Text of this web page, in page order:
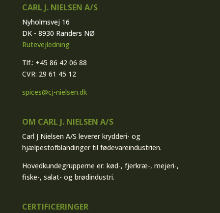
CARL J. NIELSEN A/S
Nyholmsvej 16
DK - 8930 Randers NØ
Rutevejledning
Tlf.: +45 86 42 06 88
CVR: 29 61 45 12
spices@cj-nielsen.dk
OM CARL J. NIELSEN A/S
Carl J Nielsen A/S leverer krydderi- og
hjælpestofblandinger til fødevareindustrien.
Hovedkundegrupperne er: kød-, fjerkræ-, mejeri-,
fiske-, salat- og brødindustri.
CERTIFICERINGER